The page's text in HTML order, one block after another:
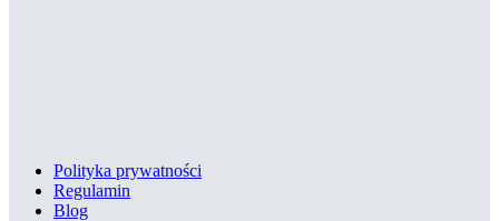
Polityka prywatności
Regulamin
Blog